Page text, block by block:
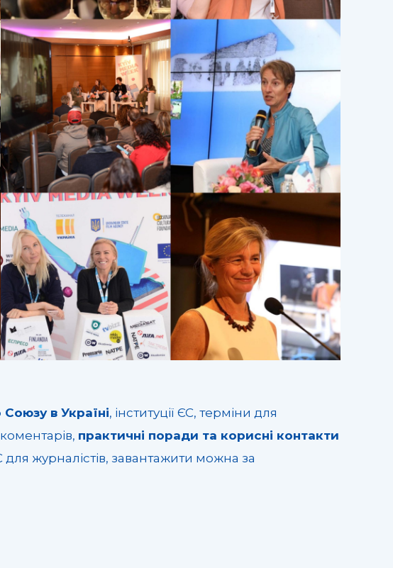
в Україні, інституції ЄС, терміни для
практичні поради та корисні контакти
для журналістів, завантажити можна за